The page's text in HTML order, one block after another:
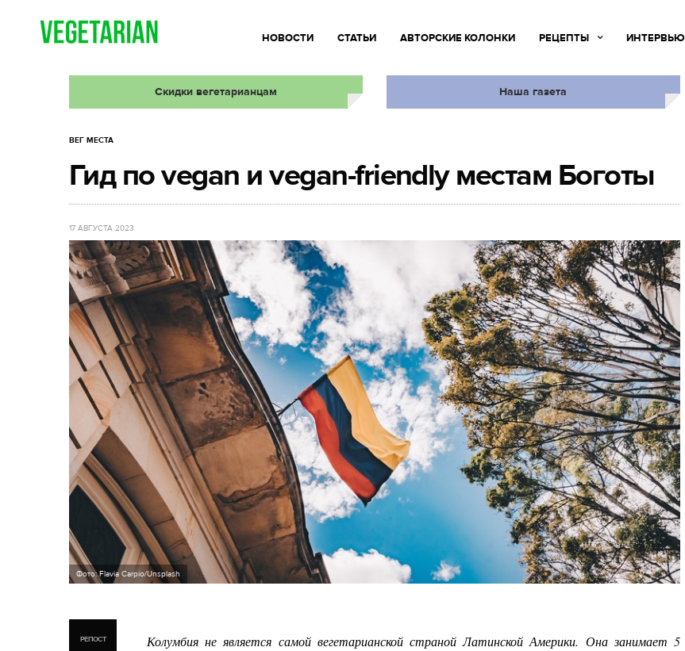
НОВОСТИ СТАТЬИ АВТОРСКИЕ КОЛОНКИ РЕЦЕПТЫ ИНТЕРВЬЮ
Скидки вегетарианцам Наша газета
ВЕГ МЕСТА
Гид по vegan и vegan-friendly местам Боготы
17 АВГУСТА 2023
Фото: Flavia Carpio/Unsplash
РЕПОСТ
Колумбия не является самой вегетарианской страной Латинской Америки. Она занимает 5